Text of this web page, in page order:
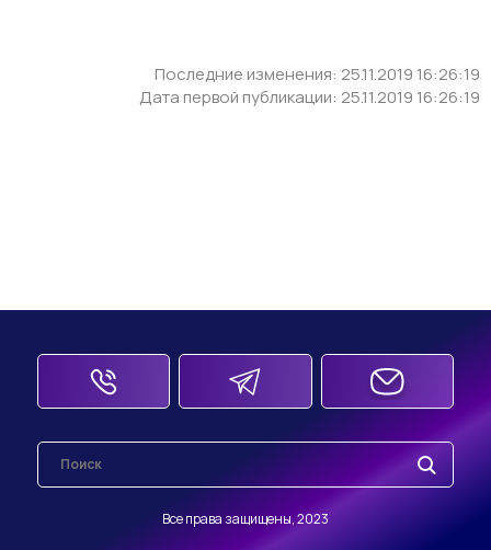
Последние изменения: 25.11.2019 16:26:19
Дата первой публикации: 25.11.2019 16:26:19
Все права защищены, 2023